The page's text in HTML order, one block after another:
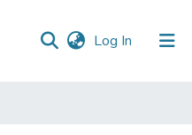
Log In (current)